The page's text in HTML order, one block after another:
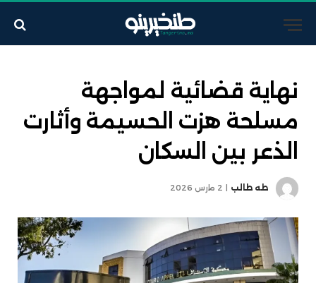
نهاية قضائية لمواجهة
مسلحة هزت الحسيمة وأثارت
الذعر بين السكان
طه طالب 2 مارس 2026